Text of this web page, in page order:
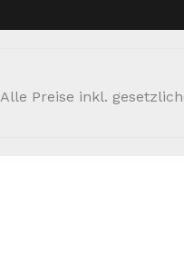
Preise inkl.